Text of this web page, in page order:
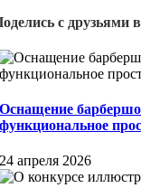
с друзьями
Оснащение
функциональное
24 апреля 2026